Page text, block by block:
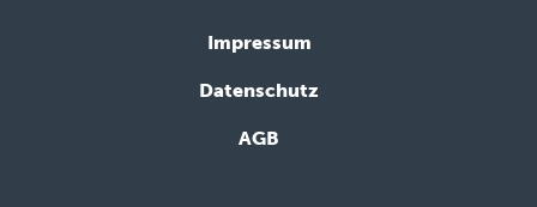
Impressum
Datenschutz
AGB